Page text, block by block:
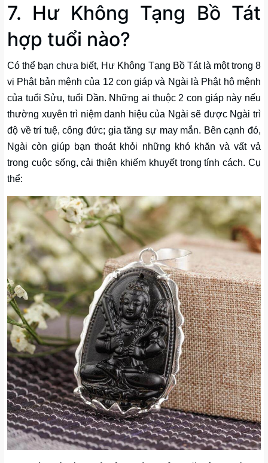
7. Hư Không Tạng Bồ Tát
hợp tuổi nào?
Có thể bạn chưa biết, Hư Không Tạng Bồ Tát là một trong 8
vị Phật bản mệnh của 12 con giáp và Ngài là Phật hộ mệnh
của tuổi Sửu, tuổi Dần. Những ai thuộc 2 con giáp này nếu
thường xuyên trì niệm danh hiệu của Ngài sẽ được Ngài trì
độ về trí tuệ, công đức; gia tăng sự may mắn. Bên cạnh đó,
Ngài còn giúp bạn thoát khỏi những khó khăn và vất vả
trong cuộc sống, cải thiện khiếm khuyết trong tính cách. Cụ
thể: